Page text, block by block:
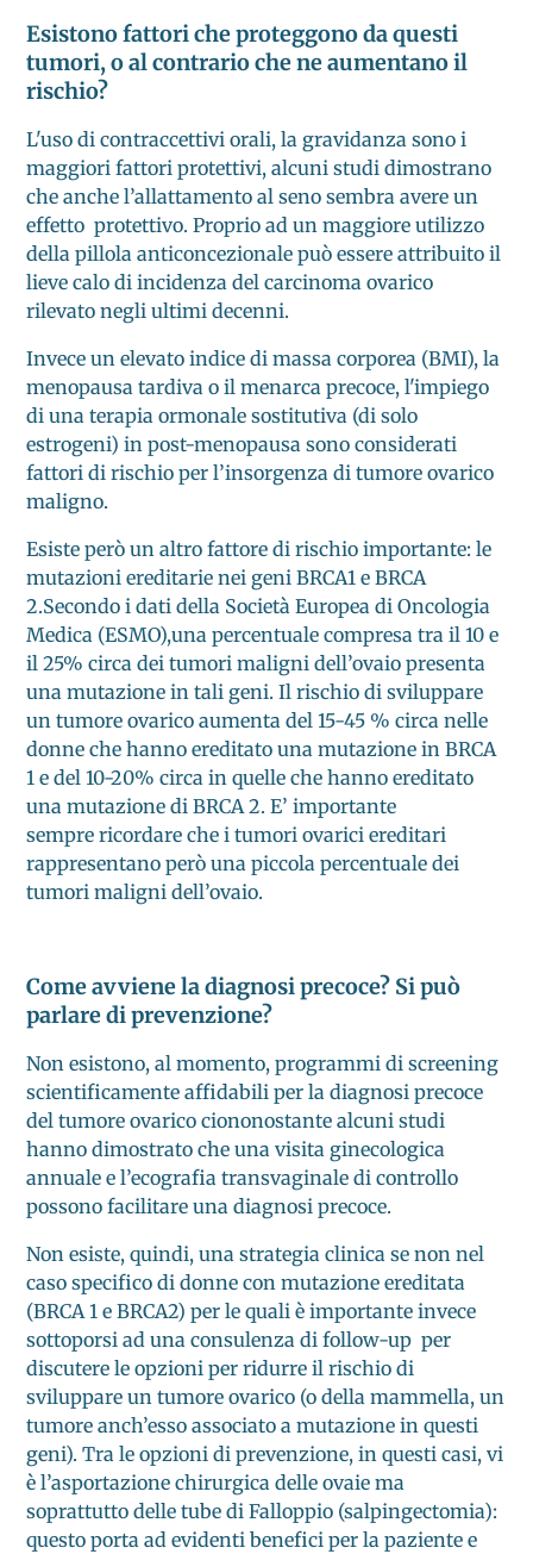
Esistono fattori che proteggono da questi
tumori, o al contrario che ne aumentano il
rischio?
L'uso di contraccettivi orali, la gravidanza sono i
maggiori fattori protettivi, alcuni studi dimostrano
che anche l’allattamento al seno sembra avere un
effetto protettivo. Proprio ad un maggiore utilizzo
della pillola anticoncezionale può essere attribuito il
lieve calo di incidenza del carcinoma ovarico
rilevato negli ultimi decenni.
Invece un elevato indice di massa corporea (BMI), la
menopausa tardiva o il menarca precoce, l'impiego
di una terapia ormonale sostitutiva (di solo
estrogeni) in post-menopausa sono considerati
fattori di rischio per l’insorgenza di tumore ovarico
maligno.
Esiste però un altro fattore di rischio importante: le
mutazioni ereditarie nei geni BRCA1 e BRCA
2.Secondo i dati della Società Europea di Oncologia
Medica (ESMO),una percentuale compresa tra il 10 e
il 25% circa dei tumori maligni dell’ovaio presenta
una mutazione in tali geni. Il rischio di sviluppare
un tumore ovarico aumenta del 15-45 % circa nelle
donne che hanno ereditato una mutazione in BRCA
1 e del 10-20% circa in quelle che hanno ereditato
una mutazione di BRCA 2. E’ importante
sempre ricordare che i tumori ovarici ereditari
rappresentano però una piccola percentuale dei
tumori maligni dell’ovaio.
Come avviene la diagnosi precoce? Si può
parlare di prevenzione?
Non esistono, al momento, programmi di screening
scientificamente affidabili per la diagnosi precoce
del tumore ovarico ciononostante alcuni studi
hanno dimostrato che una visita ginecologica
annuale e l’ecografia transvaginale di controllo
possono facilitare una diagnosi precoce.
Non esiste, quindi, una strategia clinica se non nel
caso specifico di donne con mutazione ereditata
(BRCA 1 e BRCA2) per le quali è importante invece
sottoporsi ad una consulenza di follow-up per
discutere le opzioni per ridurre il rischio di
sviluppare un tumore ovarico (o della mammella, un
tumore anch’esso associato a mutazione in questi
geni). Tra le opzioni di prevenzione, in questi casi, vi
è l’asportazione chirurgica delle ovaie ma
soprattutto delle tube di Falloppio (salpingectomia):
questo porta ad evidenti benefici per la paziente e